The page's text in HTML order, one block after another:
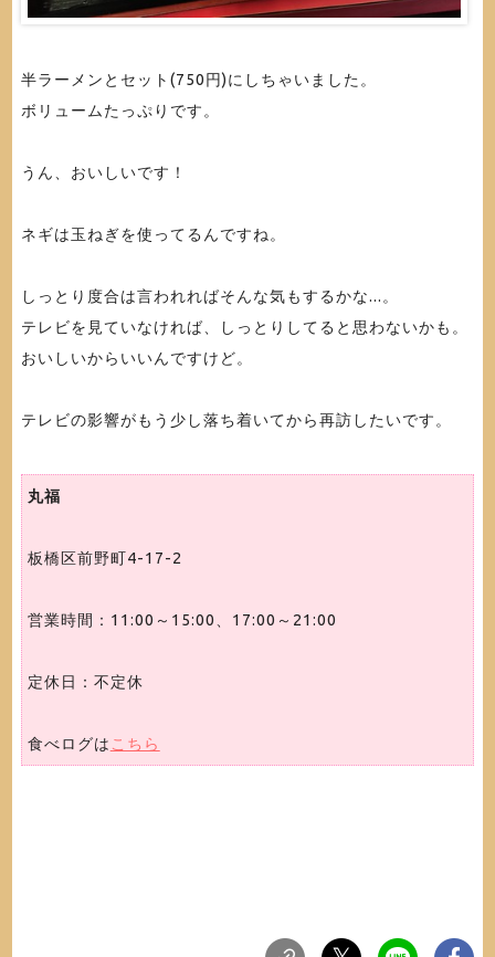
半ラーメンとセット(750円)にしちゃいました。
ボリュームたっぷりです。
うん、おいしいです！
ネギは玉ねぎを使ってるんですね。
しっとり度合は言われればそんな気もするかな...。
テレビを見ていなければ、しっとりしてると思わないかも。
おいしいからいいんですけど。
テレビの影響がもう少し落ち着いてから再訪したいです。
丸福
板橋区前野町4-17-2
営業時間：11:00～15:00、17:00～21:00
定休日：不定休
食べログは こちら